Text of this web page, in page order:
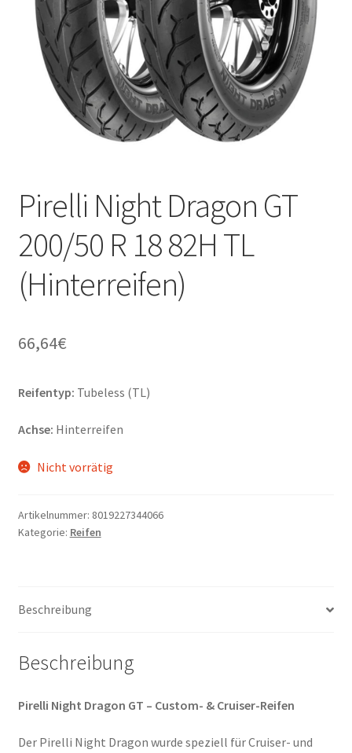
Pirelli Night Dragon GT
200/50 R 18 82H TL
(Hinterreifen)
66,64€
Reifentyp: Tubeless (TL)
Achse: Hinterreifen
Nicht vorrätig
Artikelnummer: 8019227344066
Kategorie: Reifen
Beschreibung
Beschreibung
Pirelli Night Dragon GT – Custom- & Cruiser-Reifen
Der Pirelli Night Dragon wurde speziell für Cruiser- und